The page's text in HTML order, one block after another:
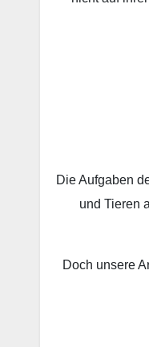
Die Aufgaben
und Tieren
Doch unsere